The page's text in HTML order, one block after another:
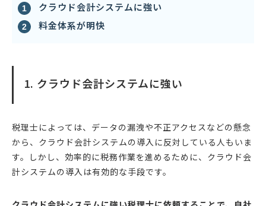
クラウド会計システムに強い
料金体系が明快
1. クラウド会計システムに強い
税理士によっては、データの漏洩や不正アクセスなどの懸念
から、クラウド会計システムの導入に反対している人もいま
す。しかし、効率的に税務作業を進めるために、クラウド会
計システムの導入は有効的な手段です。